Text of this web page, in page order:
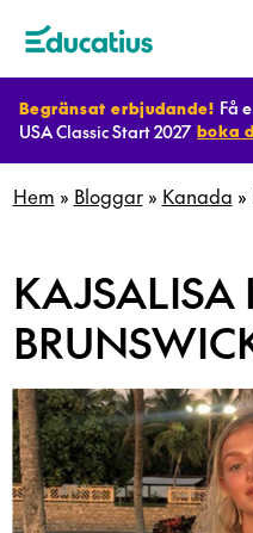
Begränsat erbjudande! Få
USA Classic Start 2027 boka
Destinationer
Planera
utbyte
Bli
Hem » Bloggar» Kanada »
KAJSALISA